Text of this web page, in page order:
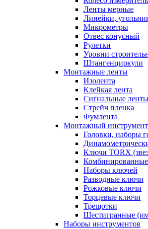
Ленты мерные
Линейки,
Микрометры
Отвес конусный
Рулетки
Уровни
Штангенциркули
Монтажные ленты
Изолента
Клейкая лента
Сигнальные ленты
Стрейч пленка
Фумлента
Монтажный инструмент
Головки, наборы
Ключи TORX
Наборы ключей
Разводные ключи
Рожковые ключи
Торцевые ключи
Трещотки
Шестигранные
Наборы инструментов